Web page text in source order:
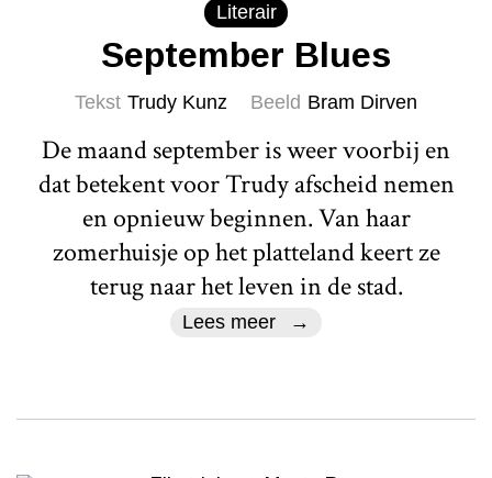
Literair
September Blues
Tekst Trudy Kunz Beeld Bram Dirven
De maand september is weer voorbij en
dat betekent voor Trudy afscheid nemen
en opnieuw beginnen. Van haar
zomerhuisje op het platteland keert ze
terug naar het leven in de stad.
Lees meer